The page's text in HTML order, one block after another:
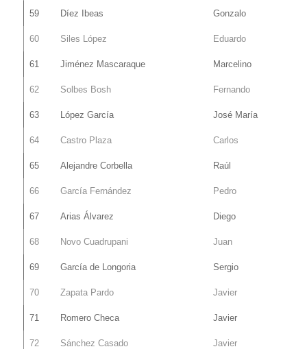
59 Díez Ibeas Gonzalo
60 Siles López Eduardo
61 Jiménez Mascaraque Marcelino
62 Solbes Bosh Fernando
63 López García José María
64 Castro Plaza Carlos
65 Alejandre Corbella Raúl
66 García Fernández Pedro
67 Arias Álvarez Diego
68 Novo Cuadrupani Juan
69 García de Longoria Sergio
70 Zapata Pardo Javier
71 Romero Checa Javier
72 Sánchez Casado Javier